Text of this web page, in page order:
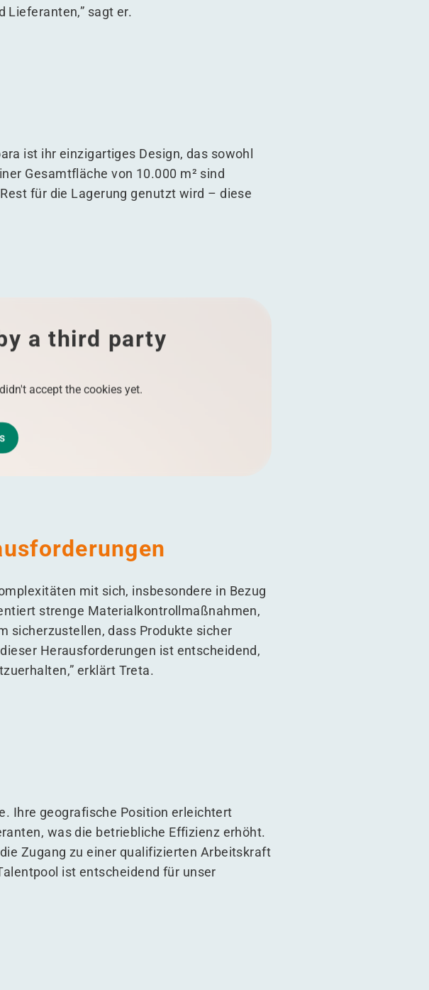
Lieferanten,” sagt er.
ist ihr einzigartiges Design, das sowohl
Gesamtfläche von 10.000 m² sind
für die Lagerung genutzt wird – diese
a third party
accept the cookies yet.
mit sich, insbesondere in Bezug
strenge Materialkontrollmaßnahmen,
sicherzustellen, dass Produkte sicher
Herausforderungen ist entscheidend,
erklärt Treta.
Ihre geografische Position erleichtert
was die betriebliche Effizienz erhöht.
Zugang zu einer qualifizierten Arbeitskraft
ist entscheidend für unser